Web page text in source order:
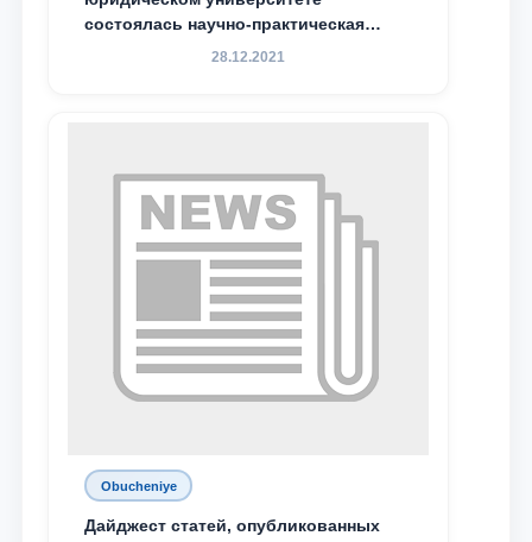
состоялась научно-практическая
конференция магистрантов
28.12.2021
Obucheniye
Дайджест статей, опубликованных